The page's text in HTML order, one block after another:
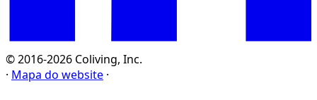
© 2016-2026 Coliving, Inc.
· Mapa do website ·